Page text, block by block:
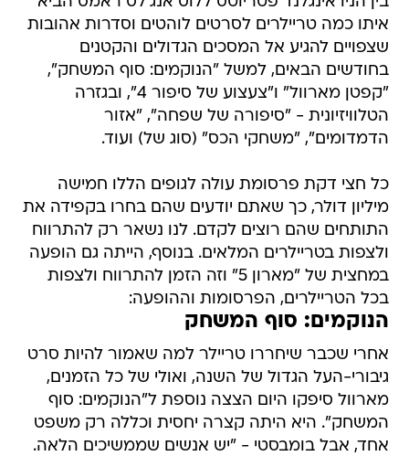
איתו כמה טריילרים לסרטים לוהטים וסדרות אהובות
שצפויים להגיע אל המסכים הגדולים והקטנים
בחודשים הבאים, למשל "הנוקמים: סוף המשחק",
"קפטן מארוול" ו"צעצוע של סיפור 4", ובגזרה
הטלוויזיונית - "סיפורה של שפחה", "אזור
הדמדומים", "משחקי הכס" (סוג של) ועוד.
כל חצי דקת פרסומת עולה לגופים הללו חמישה
מיליון דולר, כך שאתם יודעים שהם בחרו בקפידה את
התותחים שהם רוצים לקדם. לנו נשאר רק להתרווח
ולצפות בטריילרים המלאים. בנוסף, הייתה גם הופעה
במחצית של "מארון 5" וזה הזמן להתרווח ולצפות
בכל הטריילרים, הפרסומות וההופעה:
הנוקמים: סוף המשחק
אחרי שכבר שיחררו טריילר למה שאמור להיות סרט
גיבורי-העל הגדול של השנה, ואולי של כל הזמנים,
מארוול סיפקו היום הצצה נוספת ל"הנוקמים: סוף
המשחק". היא היתה קצרה יחסית וכללה רק משפט
אחד, אבל בומבסטי - "יש אנשים שממשיכים הלאה.